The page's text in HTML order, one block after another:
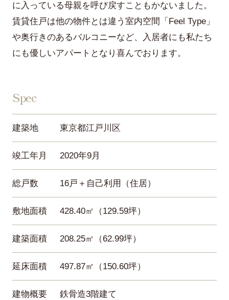
に入っている母親を呼び戻すこともかないました。
賃貸住戸は他の物件とは違う室内空間「Feel Type」
や奥行きのあるバルコニーなど、入居者にも私たち
にも優しいアパートとなり喜んでおります。
Spec
建築地 東京都江戸川区
竣工年月 2020年9月
総戸数 16戸＋自己利用（住居）
敷地面積 428.40㎡（129.59坪）
建築面積 208.25㎡（62.99坪）
延床面積 497.87㎡（150.60坪）
建物概要 鉄骨造3階建て